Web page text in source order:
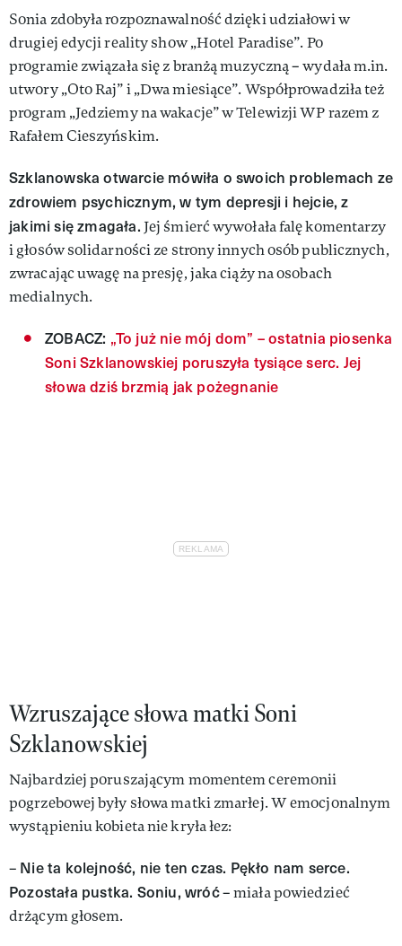
Sonia zdobyła rozpoznawalność dzięki udziałowi w
drugiej edycji reality show „Hotel Paradise”. Po
programie związała się z branżą muzyczną – wydała m.in.
utwory „Oto Raj” i „Dwa miesiące”. Współprowadziła też
program „Jedziemy na wakacje” w Telewizji WP razem z
Rafałem Cieszyńskim.
Szklanowska otwarcie mówiła o swoich problemach ze
zdrowiem psychicznym, w tym depresji i hejcie, z
jakimi się zmagała. Jej śmierć wywołała falę komentarzy
i głosów solidarności ze strony innych osób publicznych,
zwracając uwagę na presję, jaka ciąży na osobach
medialnych.
ZOBACZ: „To już nie mój dom” – ostatnia piosenka
Soni Szklanowskiej poruszyła tysiące serc. Jej
słowa dziś brzmią jak pożegnanie
Wzruszające słowa matki Soni
Szklanowskiej
Najbardziej poruszającym momentem ceremonii
pogrzebowej były słowa matki zmarłej. W emocjonalnym
wystąpieniu kobieta nie kryła łez:
– Nie ta kolejność, nie ten czas. Pękło nam serce.
Pozostała pustka. Soniu, wróć– miała powiedzieć
drżącym głosem.